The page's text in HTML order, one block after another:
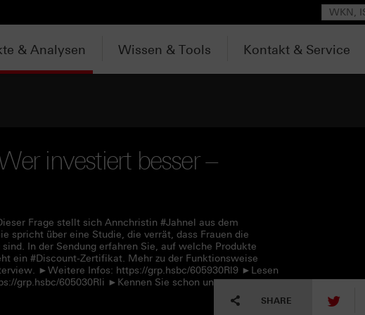
Suche
& Analysen Wissen & Tools Kontakt & Service
investiert besser –
Frage stellt sich Annchristin #Jahnel aus dem
spricht über eine Studie, die verrät, dass Frauen die
In der Sendung erfahren Sie, auf welche Produkte
ein #Discount-Zertifikat. Mehr zu der Funktionsweise
►Weitere Infos: https://grp.hsbc/605930Rl9 ►Lesen
grp.hsbc/605030Rli ►Kennen Sie schon unseren
SHARE tweet